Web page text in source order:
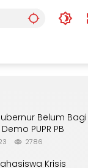
Belum Bagi
PUPR PB
2786
Krisis